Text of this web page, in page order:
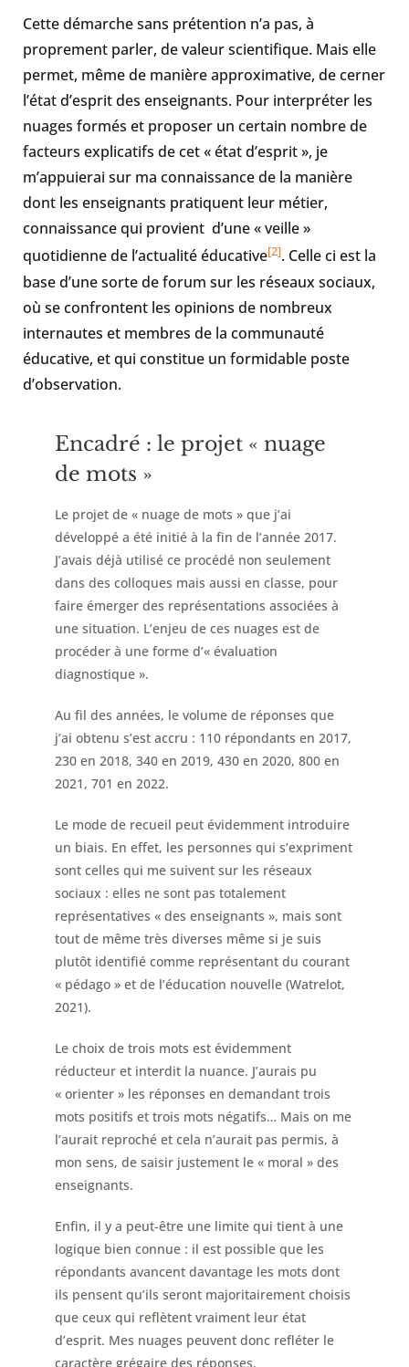
Cette démarche sans prétention n’a pas, à
proprement parler, de valeur scientifique. Mais elle
permet, même de manière approximative, de cerner
l’état d’esprit des enseignants. Pour interpréter les
nuages formés et proposer un certain nombre de
facteurs explicatifs de cet « état d’esprit », je
m’appuierai sur ma connaissance de la manière
dont les enseignants pratiquent leur métier,
connaissance qui provient d’une « veille »
quotidienne de l’actualité éducative[2]. Celle ci est la
base d’une sorte de forum sur les réseaux sociaux,
où se confrontent les opinions de nombreux
internautes et membres de la communauté
éducative, et qui constitue un formidable poste
d’observation.
Encadré : le projet « nuage
de mots »
Le projet de « nuage de mots » que j’ai
développé a été initié à la fin de l’année 2017.
J’avais déjà utilisé ce procédé non seulement
dans des colloques mais aussi en classe, pour
faire émerger des représentations associées à
une situation. L’enjeu de ces nuages est de
procéder à une forme d’« évaluation
diagnostique ».
Au fil des années, le volume de réponses que
j’ai obtenu s’est accru : 110 répondants en 2017,
230 en 2018, 340 en 2019, 430 en 2020, 800 en
2021, 701 en 2022.
Le mode de recueil peut évidemment introduire
un biais. En effet, les personnes qui s’expriment
sont celles qui me suivent sur les réseaux
sociaux : elles ne sont pas totalement
représentatives « des enseignants », mais sont
tout de même très diverses même si je suis
plutôt identifié comme représentant du courant
« pédago » et de l’éducation nouvelle (Watrelot,
2021).
Le choix de trois mots est évidemment
réducteur et interdit la nuance. J’aurais pu
« orienter » les réponses en demandant trois
mots positifs et trois mots négatifs… Mais on me
l’aurait reproché et cela n’aurait pas permis, à
mon sens, de saisir justement le « moral » des
enseignants.
Enfin, il y a peut-être une limite qui tient à une
logique bien connue : il est possible que les
répondants avancent davantage les mots dont
ils pensent qu’ils seront majoritairement choisis
que ceux qui reflètent vraiment leur état
d’esprit. Mes nuages peuvent donc refléter le
caractère grégaire des réponses.